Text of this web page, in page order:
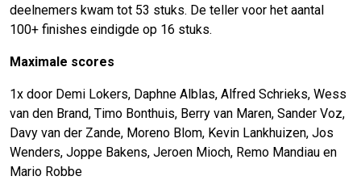
deelnemers kwam tot 53 stuks. De teller voor het aantal
100+ finishes eindigde op 16 stuks.
Maximale scores
1x door Demi Lokers, Daphne Alblas, Alfred Schrieks, Wess
van den Brand, Timo Bonthuis, Berry van Maren, Sander Voz,
Davy van der Zande, Moreno Blom, Kevin Lankhuizen, Jos
Wenders, Joppe Bakens, Jeroen Mioch, Remo Mandiau en
Mario Robbe